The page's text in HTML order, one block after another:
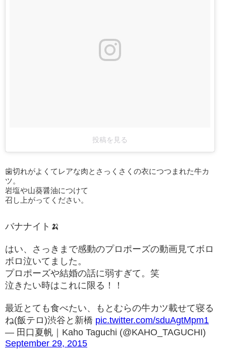
投稿を見る
歯切れがよくてレアな肉とさっくさくの衣につつまれた牛カ
ツ。
岩塩や山葵醤油につけて
召し上がってください。
バナナイト🍌
はい、さっきまで感動のプロポーズの動画見てボロ
ボロ泣いてました。
プロポーズや結婚の話に弱すぎて。笑
泣きたい時はこれに限る！！
最近とても食べたい、もとむらの牛カツ載せて寝る
ね(飯テロ)渋谷と新橋 pic.twitter.com/sduAgtMpm1
— 田口夏帆｜Kaho Taguchi (@KAHO_TAGUCHI)
September 29, 2015